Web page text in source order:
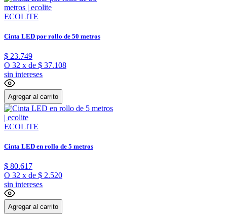
ECOLITE
Cinta LED por rollo de 50 metros
$ 23.749
O 32 x de $ 37.108
sin intereses
Agregar al carrito
ECOLITE
Cinta LED en rollo de 5 metros
$ 80.617
O 32 x de $ 2.520
sin intereses
Agregar al carrito